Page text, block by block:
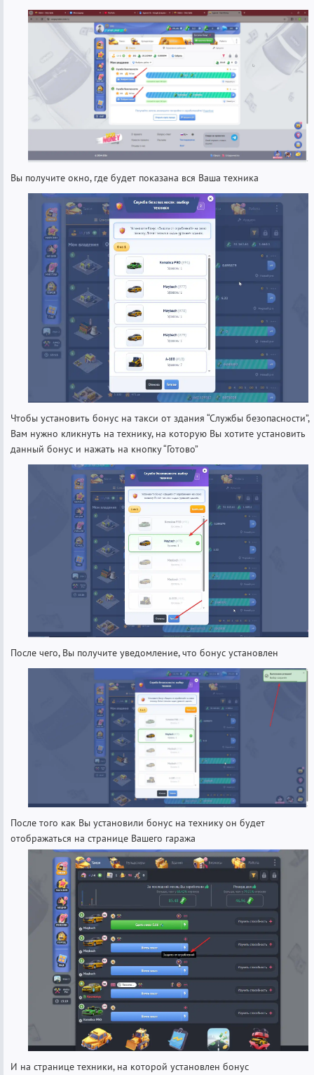
Вы получите окно, где будет показана вся Ваша техника
Чтобы установить бонус на такси от здания “Службы безопасности”,
Вам нужно кликнуть на технику, на которую Вы хотите установить
данный бонус и нажать на кнопку “Готово”
После чего, Вы получите уведомление, что бонус установлен
После того как Вы установили бонус на технику он будет
отображаться на странице Вашего гаража
И на странице техники, на которой установлен бонус